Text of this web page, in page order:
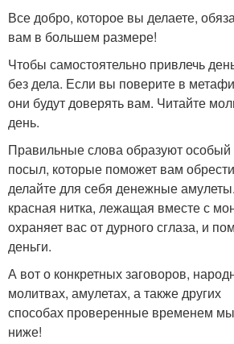
Все добро, которое вы делаете,
вам в большем размере!
Чтобы самостоятельно привлечь
без дела. Если вы поверите в
они будут доверять вам. Читайте
день.
Правильные слова образуют особый
посыл, которые поможет вам
делайте для себя денежные
красная нитка, лежащая вместе с
охраняет вас от дурного сглаза, и
деньги.
А вот о конкретных заговоров,
молитвах, амулетах, а также других
способах проверенные временем
ниже!